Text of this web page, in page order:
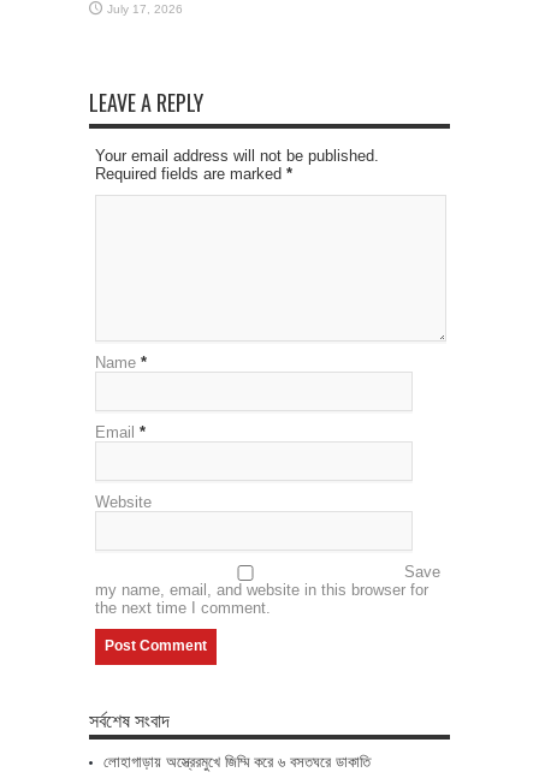
July 17, 2026
LEAVE A REPLY
Your email address will not be published.
Required fields are marked *
Name *
Email *
Website
Save
my name, email, and website in this browser for
the next time I comment.
সর্বশেষ সংবাদ
লোহাগাড়ায় অস্ত্রেরমুখে জিম্মি করে ৬ বসতঘরে ডাকাতি